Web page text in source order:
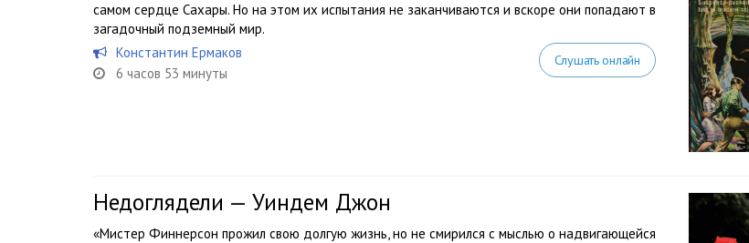
самом сердце Сахары. Но на этом их испытания не заканчиваются и вскоре они попадают в
загадочный подземный мир.
Константин Ермаков
6 часов 53 минуты
Слушать онлайн
Недоглядели — Уиндем Джон
«Мистер Финнерсон прожил свою долгую жизнь, но не смирился с мыслью о надвигающейся